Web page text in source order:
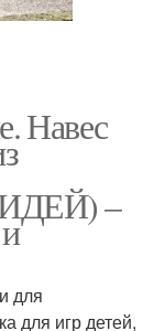
Навес
ИДЕЙ) –
для
для игр детей,